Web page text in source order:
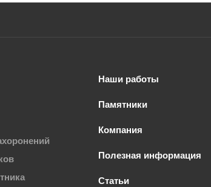
Наши работы
Памятники
Компания
Полезная информация
Статьи